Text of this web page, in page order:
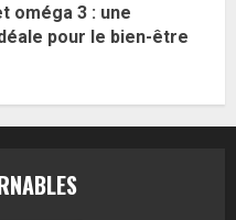
oméga 3 : une
pour le bien-être